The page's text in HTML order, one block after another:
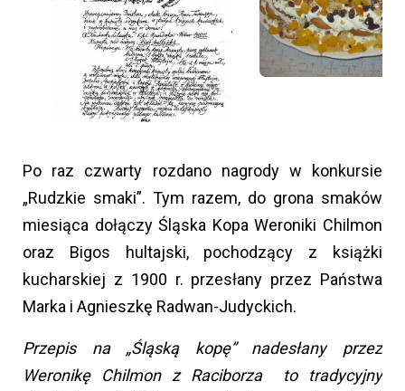
Po raz czwarty rozdano nagrody w konkursie
„Rudzkie smaki”. Tym razem, do grona smaków
miesiąca dołączy Śląska Kopa Weroniki Chilmon
oraz Bigos hultajski, pochodzący z książki
kucharskiej z 1900 r. przesłany przez Państwa
Marka i Agnieszkę Radwan-Judyckich.
Przepis na „Śląską kopę” nadesłany przez
Weronikę Chilmon z Raciborza to tradycyjny